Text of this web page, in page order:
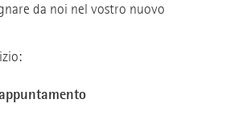
da noi nel vostro nuovo